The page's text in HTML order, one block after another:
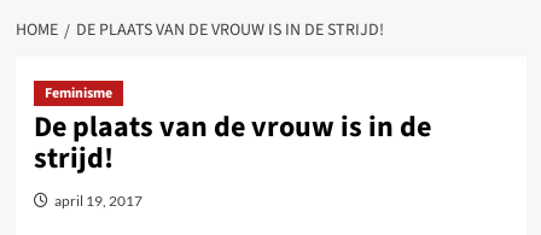
HOME DE PLAATS VAN DE VROUW IS IN DE STRIJD!
Feminisme
De plaats van de vrouw is in de
strijd!
april 19, 2017